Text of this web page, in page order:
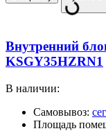
Внутренний
KSGY35HZRN1
В наличии:
Самовывоз:
Площадь